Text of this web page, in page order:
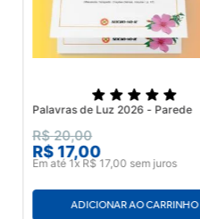
Palavras de Luz 2026 - Parede
R$ 20,00
R$17,00
Em até 1x R$ 17,00 sem juros
ADICIONAR AO CARRINHO